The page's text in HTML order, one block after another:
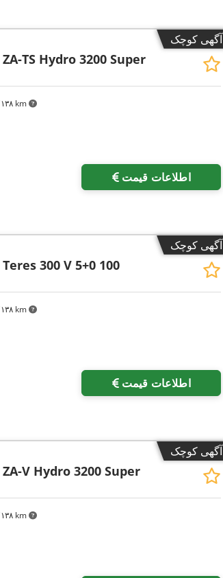
آگهی کوچک
۴٬۱۳۸ km
ZA-TS Hydro 3200 Super
اطلاعات قیمت
آگهی کوچک
۴٬۱۳۸ km
Teres 300 V 5+0 100
اطلاعات قیمت
آگهی کوچک
۴٬۱۳۸ km
ZA-V Hydro 3200 Super